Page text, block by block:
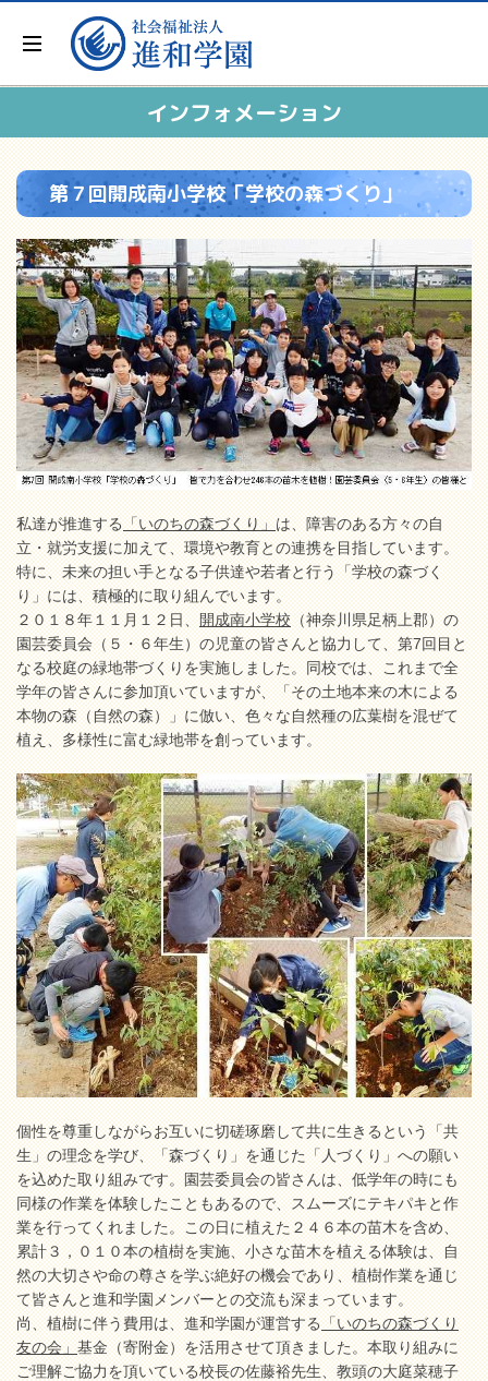
インフォメーション
第７回開成南小学校「学校の森づくり」
私達が推進する「いのちの森づくり」は、障害のある方々の自
立・就労支援に加えて、環境や教育との連携を目指しています。
特に、未来の担い手となる子供達や若者と行う「学校の森づく
り」には、積極的に取り組んでいます。
２０１８年１１月１２日、開成南小学校（神奈川県足柄上郡）の
園芸委員会（５・６年生）の児童の皆さんと協力して、第7回目と
なる校庭の緑地帯づくりを実施しました。同校では、これまで全
学年の皆さんに参加頂いていますが、「その土地本来の木による
本物の森（自然の森）」に倣い、色々な自然種の広葉樹を混ぜて
植え、多様性に富む緑地帯を創っています。
個性を尊重しながらお互いに切磋琢磨して共に生きるという「共
生」の理念を学び、「森づくり」を通じた「人づくり」への願い
を込めた取り組みです。園芸委員会の皆さんは、低学年の時にも
同様の作業を体験したこともあるので、スムーズにテキパキと作
業を行ってくれました。この日に植えた２４６本の苗木を含め、
累計３，０１０本の植樹を実施、小さな苗木を植える体験は、自
然の大切さや命の尊さを学ぶ絶好の機会であり、植樹作業を通じ
て皆さんと進和学園メンバーとの交流も深まっています。
尚、植樹に伴う費用は、進和学園が運営する「いのちの森づくり
友の会」基金（寄附金）を活用させて頂きました。本取り組みに
ご理解ご協力を頂いている校長の佐藤裕先生、教頭の大庭菜穂子